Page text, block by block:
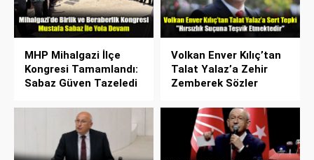
MHP Mihalgazi İlçe
Kongresi Tamamlandı:
Sabaz Güven Tazeledi
Volkan Enver Kılıç’tan
Talat Yalaz’a Zehir
Zemberek Sözler